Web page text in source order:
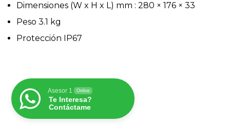
Dimensiones (W x H x L) mm : 280 × 176 × 33
Peso 3.1 kg
Protección IP67
Asesor 1 Online
Te Interesa?
Contáctame